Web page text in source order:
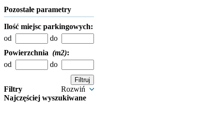
Pozostałe parametry
Ilość miejsc parkingowych:
od
do
Powierzchnia (m2):
od
do
Filtry
Rozwiń
Najczęściej wyszukiwane